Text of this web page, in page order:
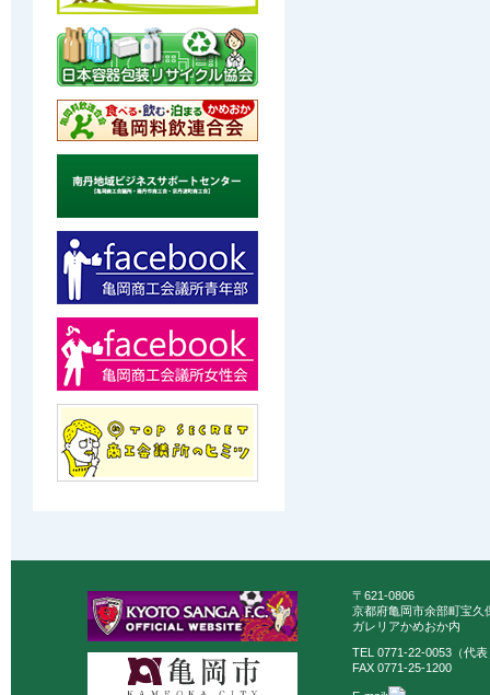
〒621-0806
京都府亀岡市余部町宝久
ガレリアかめおか内
TEL 0771-22-0053（代表
FAX 0771-25-1200